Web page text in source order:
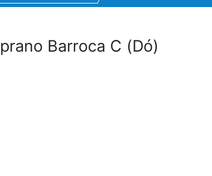
Barroca C (Dó)